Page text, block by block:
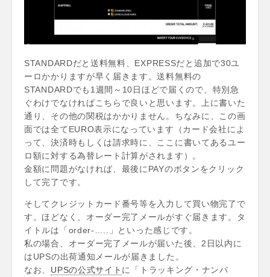
STANDARDだと送料無料、EXPRESSだと追加で30ユ
ーロかかりますが早く届きます。送料無料の
STANDARDでも1週間～10日ほどで届くので、特別急
ぐわけでなければこちらで良いと思います。上に書いた
通り、その他の関税はかかりません。ちなみに、この画
面では全てEURO表示になっています（カード会社によ
って、決済時もしくは請求時に、ここに書いてあるユー
ロ額に対する為替レート計算がされます）。
金額に問題がなければ、最後にPAYのボタンをクリック
して完了です。
そしてクレジットカード番号等を入力して買い物完了で
す。ほどなく、オーダー完了メールがすぐ届きます。タ
イトルは「order-…..」といった感じです。
私の場合、オーダー完了メールが届いた後、2日以内に
はUPSの出荷通知メールが届きました。
なお、 UPSの公式サイト に「トラッキング・ナンバ